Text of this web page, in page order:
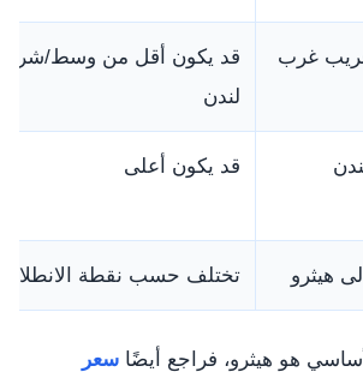
غرب
قد يكون أقل من وسط/شرق
لندن
قد يكون أعلى
هيثرو تختلف حسب نقطة الانطلاق
هو هيثرو، فراجع أيضًا سعر